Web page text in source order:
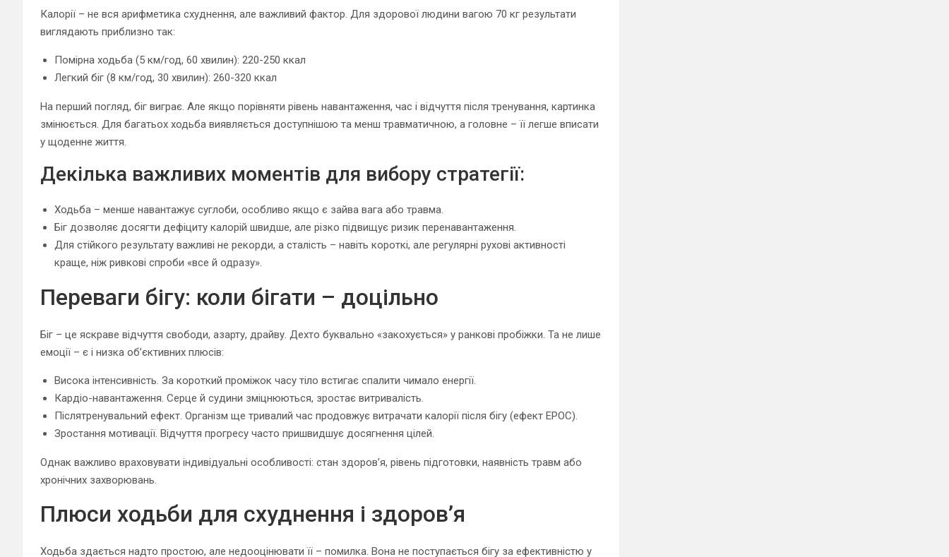
Калорії – не вся арифметика схуднення, але важливий фактор. Для здорової людини вагою 70 кг результати
виглядають приблизно так:
Помірна ходьба (5 км/год, 60 хвилин): 220-250 ккал
Легкий біг (8 км/год, 30 хвилин): 260-320 ккал
На перший погляд, біг виграє. Але якщо порівняти рівень навантаження, час і відчуття після тренування, картинка
змінюється. Для багатьох ходьба виявляється доступнішою та менш травматичною, а головне – її легше вписати
у щоденне життя.
Декілька важливих моментів для вибору стратегії:
Ходьба – менше навантажує суглоби, особливо якщо є зайва вага або травма.
Біг дозволяє досягти дефіциту калорій швидше, але різко підвищує ризик перенавантаження.
Для стійкого результату важливі не рекорди, а сталість – навіть короткі, але регулярні рухові активності
краще, ніж ривкові спроби «все й одразу».
Переваги бігу: коли бігати – доцільно
Біг – це яскраве відчуття свободи, азарту, драйву. Дехто буквально «закохується» у ранкові пробіжки. Та не лише
емоції – є і низка об’єктивних плюсів:
Висока інтенсивність. За короткий проміжок часу тіло встигає спалити чимало енергії.
Кардіо-навантаження. Серце й судини зміцнюються, зростає витривалість.
Післятренувальний ефект. Організм ще тривалий час продовжує витрачати калорії після бігу (ефект EPOC).
Зростання мотивації. Відчуття прогресу часто пришвидшує досягнення цілей.
Однак важливо враховувати індивідуальні особливості: стан здоров’я, рівень підготовки, наявність травм або
хронічних захворювань.
Плюси ходьби для схуднення і здоров’я
Ходьба здається надто простою, але недооцінювати її – помилка. Вона не поступається бігу за ефективністю у